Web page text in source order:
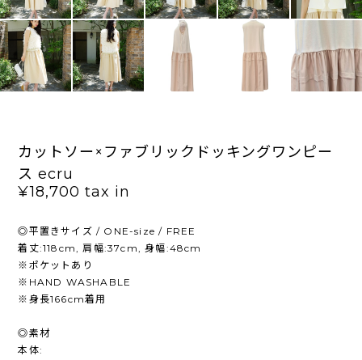
カットソー×ファブリックドッキングワンピー
ス ecru
¥18,700 tax in
◎平置きサイズ / ONE-size / FREE
着丈:118cm, 肩幅:37cm, 身幅:48cm
※ポケットあり
※HAND WASHABLE
※身長166cm着用
◎素材
本体: